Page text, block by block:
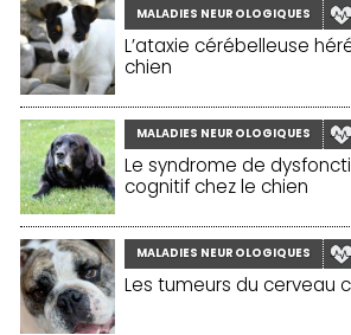
MALADIES NEUROLOGIQUES
L’ataxie cérébelleuse
chien
MALADIES NEUROLOGIQUES
Le syndrome de
cognitif chez le chien
MALADIES NEUROLOGIQUES
Les tumeurs du cerveau